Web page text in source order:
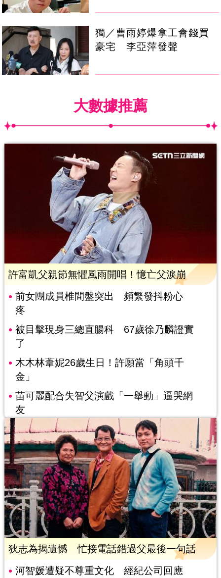
獨／曹雨婷爆拿工會錢買
豪宅 李亞萍發聲
大數據推薦
許富凱父親節無懼風雨開唱！憶亡父淚崩
前女團成員椎間盤突出 頻繁發抖粉心
疼
被目擊現身三總直腸科 67歲徐乃麟證實
了
木木林葦妮26歲生日！許願當「角頭千
金」
苗可麗配合失智父演戲「一舉動」逼哭網
友
狄志為揭遺憾 忙接電話錯過父最後一句話
河智媛遭疑不尊重文化 經紀公司回應